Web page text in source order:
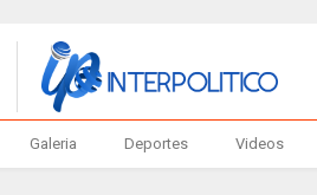
Galeria Deportes Videos